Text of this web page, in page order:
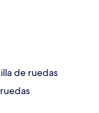
de ruedas